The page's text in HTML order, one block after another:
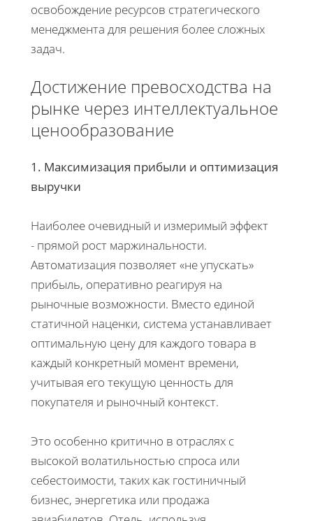
освобождение ресурсов стратегического
менеджмента для решения более сложных
задач.
Достижение превосходства на
рынке через интеллектуальное
ценообразование
1. Максимизация прибыли и оптимизация
выручки
Наиболее очевидный и измеримый эффект
- прямой рост маржинальности.
Автоматизация позволяет «не упускать»
прибыль, оперативно реагируя на
рыночные возможности. Вместо единой
статичной наценки, система устанавливает
оптимальную цену для каждого товара в
каждый конкретный момент времени,
учитывая его текущую ценность для
покупателя и рыночный контекст.
Это особенно критично в отраслях с
высокой волатильностью спроса или
себестоимости, таких как гостиничный
бизнес, энергетика или продажа